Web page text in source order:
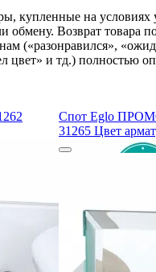
купленные на условиях
обмену. Возврат товара
(«разонравился»,
цвет» и тд.) полностью
Спот Eglo
31265 Цвет